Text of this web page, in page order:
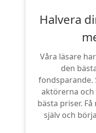
Halvera
Våra läsare
den
fondsparande.
aktörerna
bästa priser.
själv och